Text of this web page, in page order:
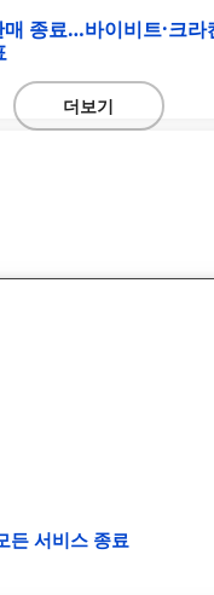
종료…바이비트·크라
더보기
든 서비스 종료